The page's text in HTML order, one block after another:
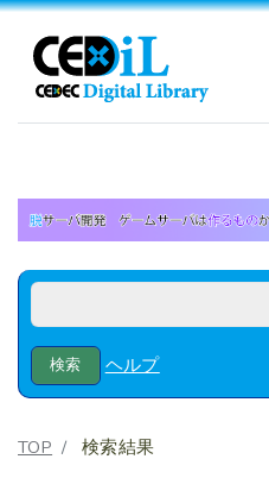
ヘルプ
TOP 検索結果